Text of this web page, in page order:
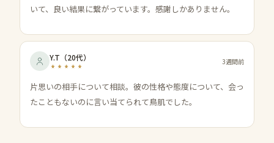
いて、良い結果に繋がっています。感謝しかありません。
Y.T （20代） 3週間前
片思いの相手について相談。彼の性格や態度について、会っ
たこともないのに言い当てられて鳥肌でした。